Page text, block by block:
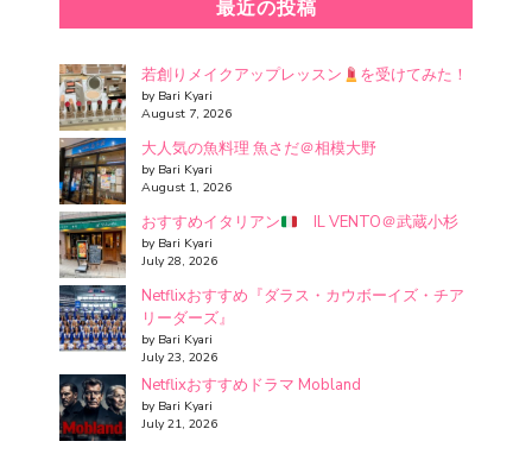
最近の投稿
若創りメイクアップレッスン を受けてみた！
by Bari Kyari
August 7, 2026
大人気の魚料理 魚さだ＠相模大野
by Bari Kyari
August 1, 2026
おすすめイタリアン IL VENTO＠武蔵小杉
by Bari Kyari
July 28, 2026
Netflixおすすめ『ダラス・カウボーイズ・チア
リーダーズ』
by Bari Kyari
July 23, 2026
Netflixおすすめドラマ Mobland
by Bari Kyari
July 21, 2026